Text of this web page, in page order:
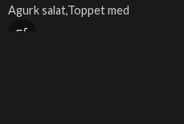
Agurk salat,Toppet med
forårsløg.